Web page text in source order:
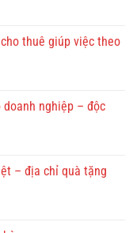
thuê giúp việc theo
nghiệp – độc
– địa chỉ quà tặng